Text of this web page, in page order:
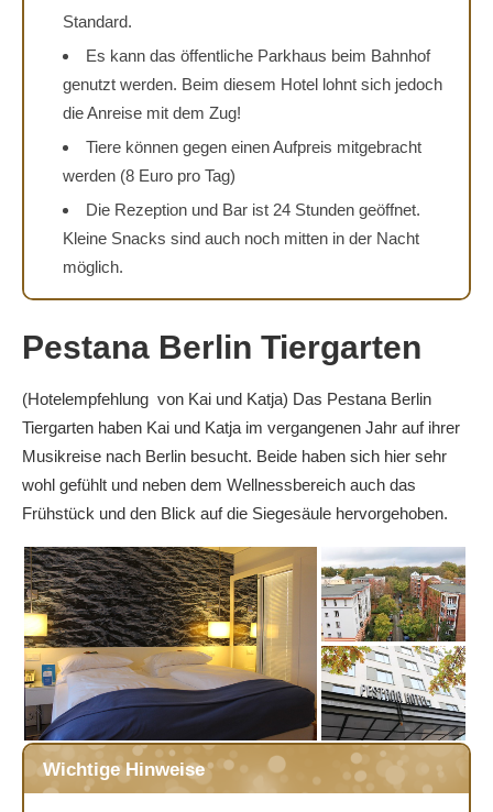
Standard.
Es kann das öffentliche Parkhaus beim Bahnhof
genutzt werden. Beim diesem Hotel lohnt sich jedoch
die Anreise mit dem Zug!
Tiere können gegen einen Aufpreis mitgebracht
werden (8 Euro pro Tag)
Die Rezeption und Bar ist 24 Stunden geöffnet.
Kleine Snacks sind auch noch mitten in der Nacht
möglich.
Pestana Berlin Tiergarten
(Hotelempfehlung von Kai und Katja) Das Pestana Berlin
Tiergarten haben Kai und Katja im vergangenen Jahr auf ihrer
Musikreise nach Berlin besucht. Beide haben sich hier sehr
wohl gefühlt und neben dem Wellnessbereich auch das
Frühstück und den Blick auf die Siegesäule hervorgehoben.
Wichtige Hinweise